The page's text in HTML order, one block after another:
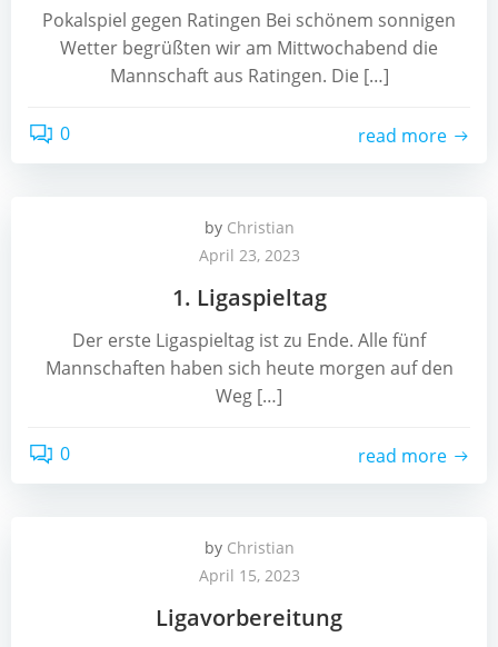
Pokalspiel gegen Ratingen Bei schönem sonnigen
Wetter begrüßten wir am Mittwochabend die
Mannschaft aus Ratingen. Die […]
0 read more
by Christian
April 23, 2023
1. Ligaspieltag
Der erste Ligaspieltag ist zu Ende. Alle fünf
Mannschaften haben sich heute morgen auf den
Weg […]
0 read more
by Christian
April 15, 2023
Ligavorbereitung